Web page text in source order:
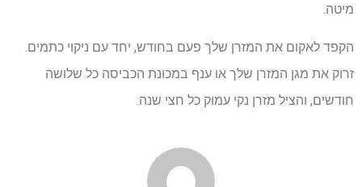
מיטה.
הקפד לאקום את המזרן שלך פעם בחודש, יחד עם ניקוי כתמים.
זרוק את מגן המזרן שלך או ענף במכונת הכביסה כל שלושה
חודשים, והציל מזרן נקי עמוק כל חצי שנה.